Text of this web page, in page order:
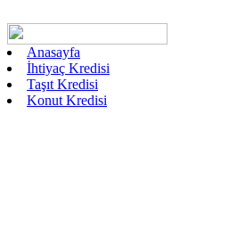
Anasayfa
İhtiyaç Kredisi
Taşıt Kredisi
Konut Kredisi